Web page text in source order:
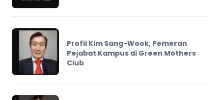
Profil Kim Sang-Wook, Pemeran
Pejabat Kampus di Green Mothers
Club